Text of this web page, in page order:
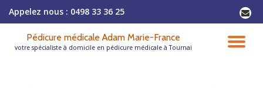
contenu
Appelez nous : 0498 33 36 25 -
Pédicure médicale Adam Marie-France
votre spécialiste à domicile en pédicure médicale à Tournai